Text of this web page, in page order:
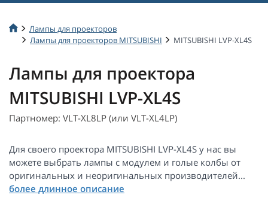
Лампы для проекторов
Лампы для проекторов MITSUBISHI
MITSUBISHI LVP-XL4S
Лампы для проектора
MITSUBISHI LVP-XL4S
Партномер: VLT-XL8LP (или VLT-XL4LP)
Для своего проектора MITSUBISHI LVP-XL4S у нас вы
можете выбрать лампы с модулем и голые колбы от
оригинальных и неоригинальных производителей...